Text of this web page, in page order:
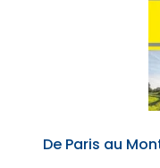
De Paris au